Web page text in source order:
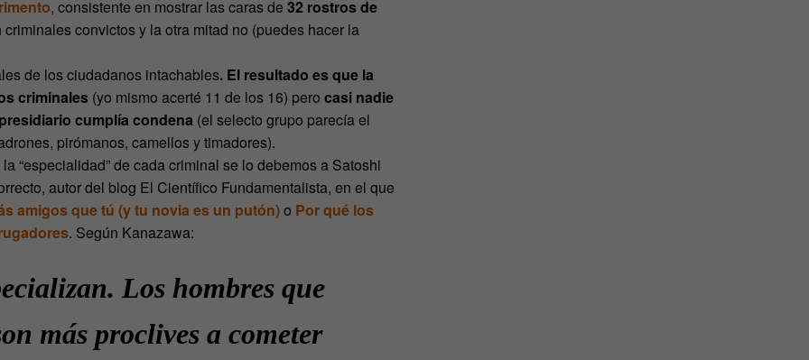
, consistente en mostrar las caras de 32 rostros de
convictos y la otra mitad no (puedes hacer la
de los ciudadanos intachables. El resultado es que la
criminales (yo mismo acerté 11 de los 16) pero casi nadie
cumplía condena (el selecto grupo parecía el
pirómanos, camellos y timadores).
“especialidad” de cada criminal se lo debemos a Satoshi
autor del blog El Científico Fundamentalista, en el que
amigos que tú (y tu novia es un putón)o Por qué los
. Según Kanazawa:
Los hombres que
más proclives a cometer